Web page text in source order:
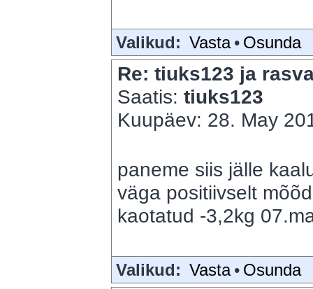
Valikud: Vasta • Osunda
Re: tiuks123 ja
Saatis: tiuks123
Kuupäev: 28. May
paneme siis jälle
väga positiivselt
kaotatud -3,2kg
Valikud: Vasta • Osunda